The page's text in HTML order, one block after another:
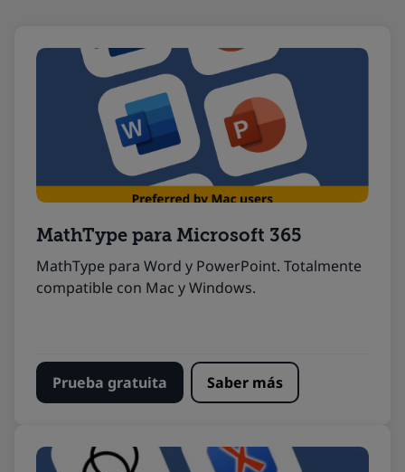
MathType para Microsoft 365
MathType para Word y PowerPoint. Totalmente
compatible con Mac yWindows.
Prueba gratuita Saber más